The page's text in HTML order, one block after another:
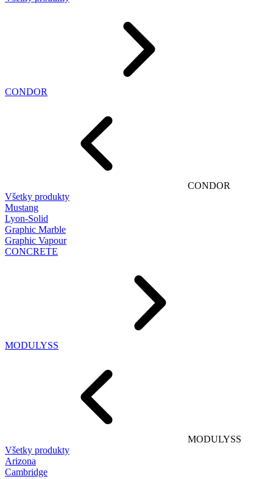
CONDOR
CONDOR
Všetky produkty
Mustang
Lyon-Solid
Graphic Marble
Graphic Vapour
CONCRETE
MODULYSS
MODULYSS
Všetky produkty
Arizona
Cambridge